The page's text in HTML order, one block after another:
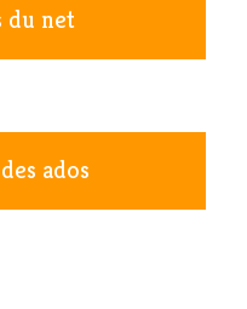
du net
ados